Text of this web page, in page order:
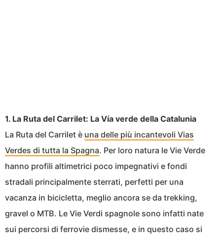
1. La Ruta del Carrilet: La Vía verde della Catalunia
La Ruta del Carrilet è una delle più incantevoli Vias
Verdes di tutta la Spagna. Per loro natura le Vie Verde
hanno profili altimetrici poco impegnativi e fondi
stradali principalmente sterrati, perfetti per una
vacanza in bicicletta, meglio ancora se da trekking,
gravel o MTB. Le Vie Verdi spagnole sono infatti nate
sui percorsi di ferrovie dismesse, e in questo caso si